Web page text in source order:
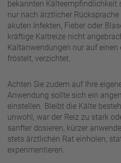
bekannten Kälteempfindlichkeit
nur nach ärztlicher
akuten Infekten, Fieber oder
kräftige Kaltreize nicht
Kaltanwendungen nur auf
fröstelt, verzichtet.
Achten Sie zudem auf Ihre
Anwendung sollte sich ein
einstellen. Bleibt die Kälte
unwohl, war der Reiz zu stark
sanfter dosieren, kürzer
stets ärztlichen Rat einholen,
experimentieren.